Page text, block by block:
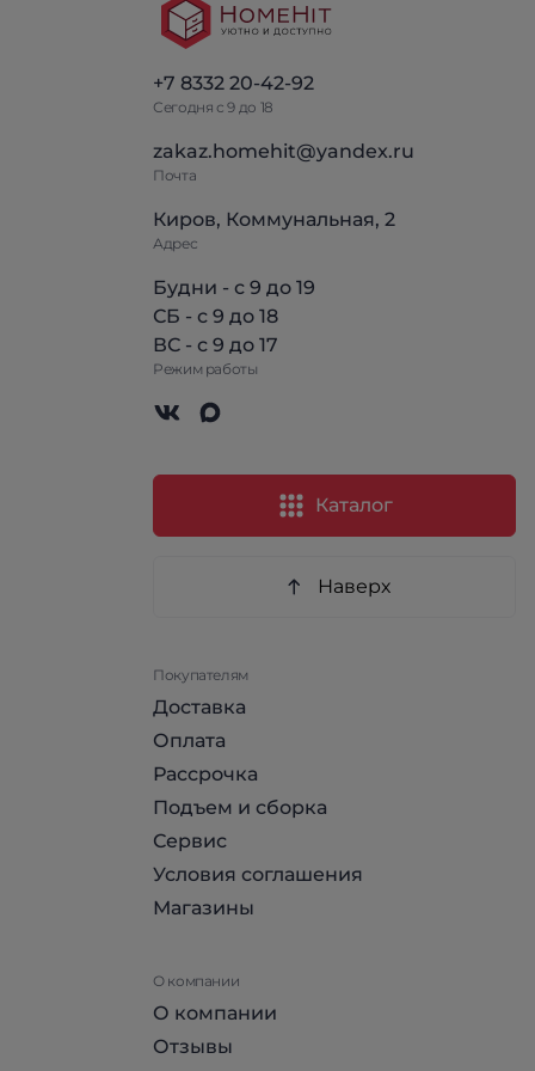
+7 8332 20-42-92
Сегодня с 9 до 18
zakaz.homehit@yandex.ru
Почта
Киров, Коммунальная, 2
Адрес
Будни - с 9 до 19
СБ - с 9 до 18
ВС - с 9 до 17
Режим работы
Каталог
Наверх
Покупателям
Доставка
Оплата
Рассрочка
Подъем и сборка
Сервис
Условия соглашения
Магазины
О компании
О компании
Отзывы